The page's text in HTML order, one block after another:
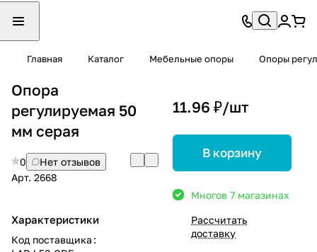
Главная Каталог Мебельные опоры Опоры
Опора
регулируемая 50
мм серая
0
Нет отзывов
Арт. 2668
Характеристики
Код поставщика :
11.96 ₽/шт
В корзину
Многов 7 магазинах
Рассчитать
доставку